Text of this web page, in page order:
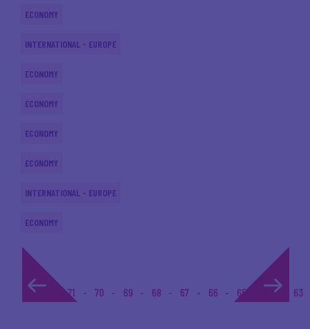
ECONOMY
INTERNATIONAL - EUROPE
ECONOMY
ECONOMY
ECONOMY
ECONOMY
INTERNATIONAL - EUROPE
ECONOMY
1... 71 70 69 68 67 66 65 64 63